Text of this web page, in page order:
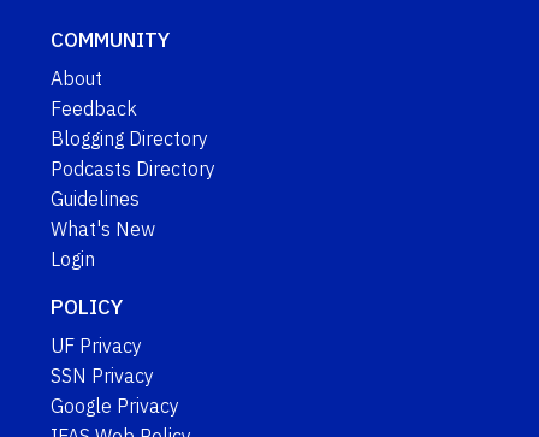
COMMUNITY
About
Feedback
Blogging Directory
Podcasts Directory
Guidelines
What's New
Login
POLICY
UF Privacy
SSN Privacy
Google Privacy